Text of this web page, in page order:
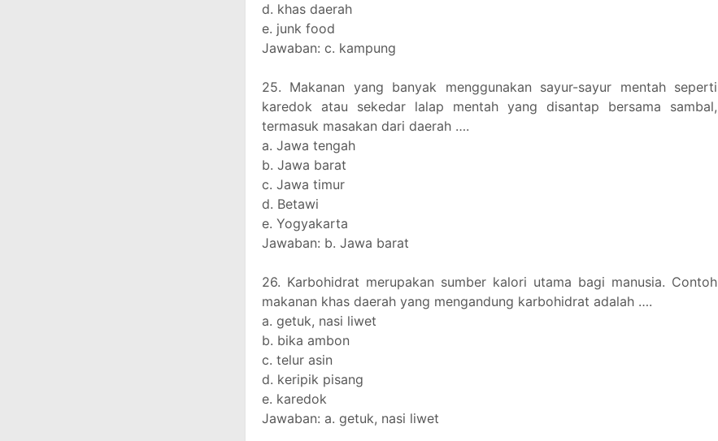
d. khas daerah
e. junk food
Jawaban: c. kampung
25. Makanan yang banyak menggunakan sayur-sayur mentah seperti
karedok atau sekedar lalap mentah yang disantap bersama sambal,
termasuk masakan dari daerah ….
a. Jawa tengah
b. Jawa barat
c. Jawa timur
d. Betawi
e. Yogyakarta
Jawaban: b. Jawa barat
26. Karbohidrat merupakan sumber kalori utama bagi manusia. Contoh
makanan khas daerah yang mengandung karbohidrat adalah ….
a. getuk, nasi liwet
b. bika ambon
c. telur asin
d. keripik pisang
e. karedok
Jawaban: a. getuk, nasi liwet